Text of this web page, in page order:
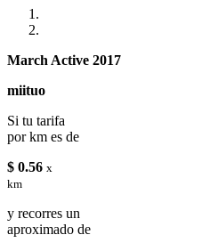
March Active 2017
miituo
Si tu tarifa
por km es de
$ 0.56 x
km
y recorres un
aproximado de